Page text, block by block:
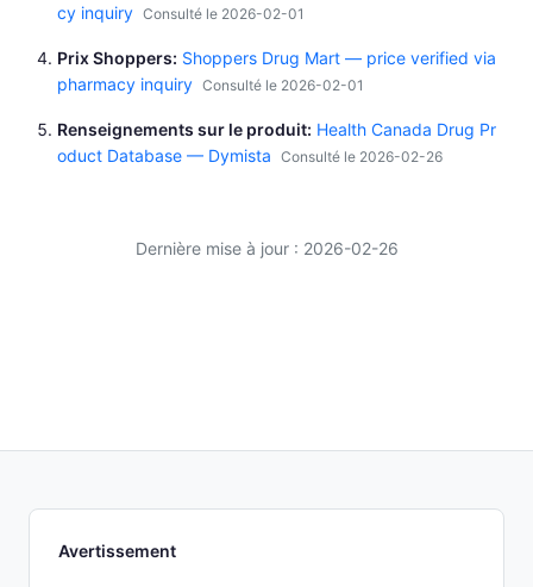
cy inquiry Consulté le 2026-02-01
Prix Shoppers Shoppers Drug Mart — price verified via
pharmacy inquiry Consulté le 2026-02-01
Renseignements sur le produit Health Canada Drug Pr
oduct Database — Dymista Consulté le 2026-02-26
Dernière mise à jour : 2026-02-26
Avertissement